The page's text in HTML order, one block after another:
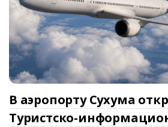
В аэропорту Сухума
Туристско-